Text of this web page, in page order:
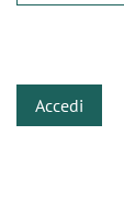
Accedi